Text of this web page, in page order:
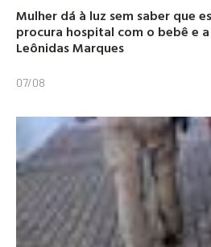
Mulher dá à luz sem saber que
procura hospital com o bebê e
Leônidas Marques
07/08